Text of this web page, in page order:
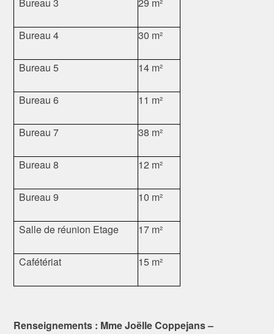
Bureau 3 29 m²
Bureau 4 30 m²
Bureau 5 14 m²
Bureau 6 11 m²
Bureau 7 38 m²
Bureau 8 12 m²
Bureau 9 10 m²
Salle de réunion Etage 17 m²
Cafétériat 15 m²
Renseignements : Mme Joëlle Coppejans –